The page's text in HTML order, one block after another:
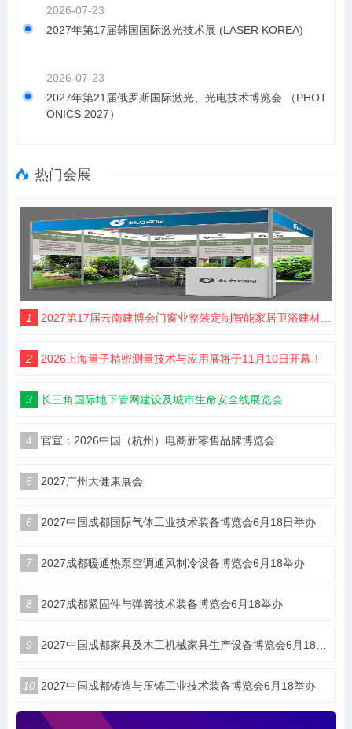
2026-07-23
2027年第17届韩国国际激光技术展 (LASER KOREA)
2026-07-23
2027年第21届俄罗斯国际激光、光电技术博览会 （PHOT
ONICS 2027）
热门会展
1 2027第17届云南建博会门窗业整装定制智能家居卫浴建材展会
2 2026上海量子精密测量技术与应用展将于11月10日开幕！
3 长三角国际地下管网建设及城市生命安全线展览会
4 官宣：2026中国（杭州）电商新零售品牌博览会
5 2027广州大健康展会
6 2027中国成都国际气体工业技术装备博览会6月18日举办
7 2027成都暖通热泵空调通风制冷设备博览会6月18举办
8 2027成都紧固件与弹簧技术装备博览会6月18举办
9 2027中国成都家具及木工机械家具生产设备博览会6月18举办
10 2027中国成都铸造与压铸工业技术装备博览会6月18举办